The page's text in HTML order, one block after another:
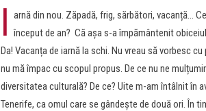
I arnă din nou. Zăpadă, frig, sărbători, vacanță…
început de an? Că așa s-a împământenit
Da! Vacanța de iarnă la schi. Nu vreau să vorbesc
nu mă împac cu scopul propus. De ce nu ne
diversitatea culturală? De ce? Uite m-am întâlnit în
Tenerife, ca omul care se gândește de două ori. În